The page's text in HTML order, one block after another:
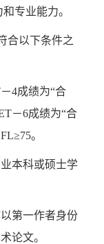
专业能力。
合以下条件之
4成绩为“合
－6成绩为“合
。
本科或硕士学
第一作者身份
论文。